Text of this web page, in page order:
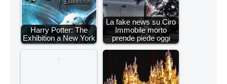
Harry Potter: The
Exhibition a New York
La fake news su Ciro
Immobile morto
prende piede oggi